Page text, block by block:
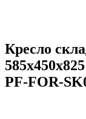
Кресло
PF-FOR-